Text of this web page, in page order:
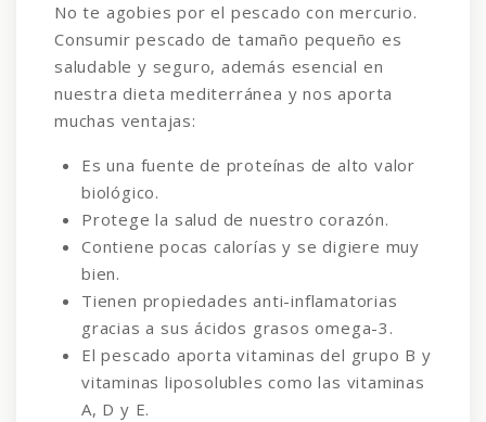
No te agobies por el pescado con mercurio.
Consumir pescado de tamaño pequeño es
saludable y seguro, además esencial en
nuestra dieta mediterránea y nos aporta
muchas ventajas:
Es una fuente de proteínas de alto valor
biológico.
Protege la salud de nuestro corazón.
Contiene pocas calorías y se digiere muy
bien.
Tienen propiedades anti-inflamatorias
gracias a sus ácidos grasos omega-3.
El pescado aporta vitaminas del grupo B y
vitaminas liposolubles como las vitaminas
A, D y E.